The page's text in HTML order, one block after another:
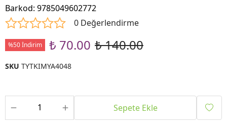
Barkod: 9785049602772
0 Değerlendirme
%50 İndirim ₺ 70.00 ₺ 140.00
SKU TYTKIMYA4048
Sepete Ekle